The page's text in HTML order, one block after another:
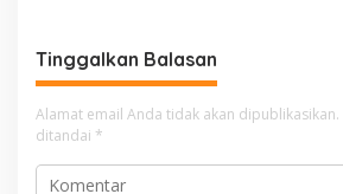
Tinggalkan Balasan
Alamat email Anda tidak akan dipublikasikan.
ditandai *